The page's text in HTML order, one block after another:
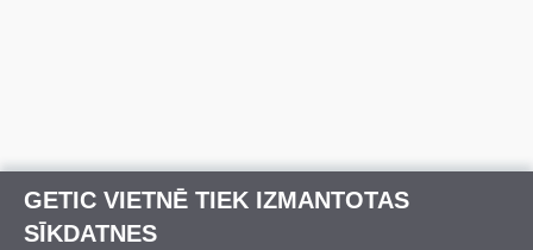
GETIC VIETNĒ TIEK IZMANTOTAS
SĪKDATNES